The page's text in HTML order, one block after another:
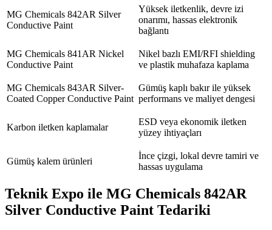
MG Chemicals 842AR Silver
Conductive Paint
Yüksek iletkenlik, devre izi
onarımı, hassas elektronik
bağlantı
MG Chemicals 841AR Nickel
Conductive Paint
Nikel bazlı EMI/RFI shielding
ve plastik muhafaza kaplama
MG Chemicals 843AR Silver-
Coated Copper Conductive Paint
Gümüş kaplı bakır ile yüksek
performans ve maliyet dengesi
Karbon iletken kaplamalar
ESD veya ekonomik iletken
yüzey ihtiyaçları
Gümüş kalem ürünleri
İnce çizgi, lokal devre tamiri ve
hassas uygulama
Teknik Expo ile MG Chemicals 842AR
Silver Conductive Paint Tedariki